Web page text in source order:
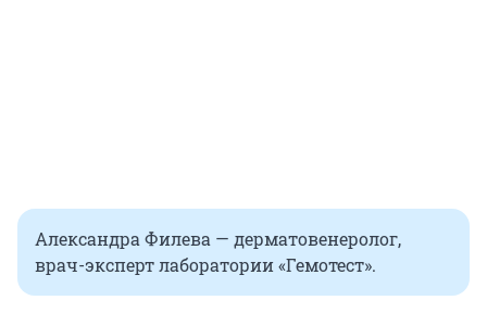
Александра Филева — дерматовенеролог,
врач-эксперт лаборатории «Гемотест».